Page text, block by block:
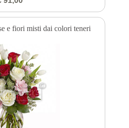
e fiori misti dai colori teneri